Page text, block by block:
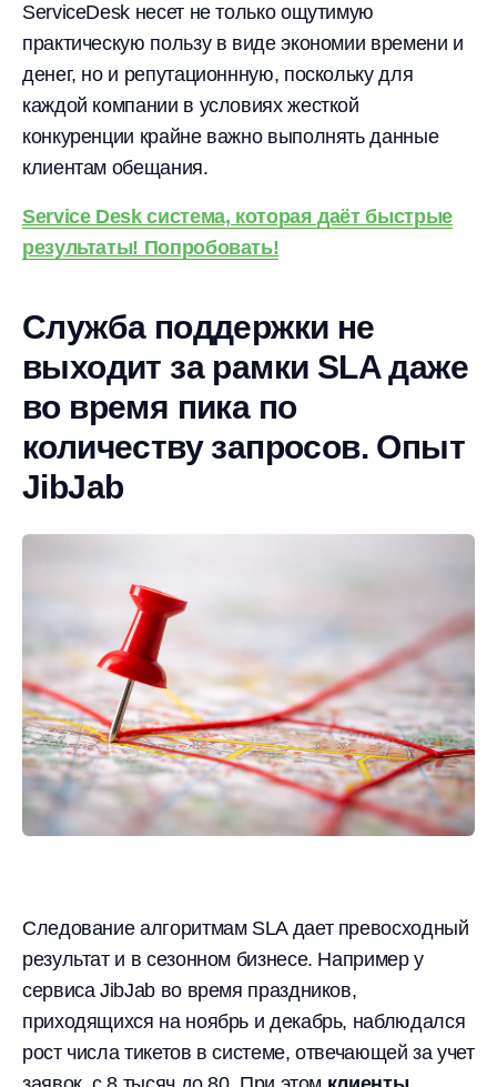
ServiceDesk несет не только ощутимую
практическую пользу в виде экономии времени и
денег, но и репутационнную, поскольку для
каждой компании в условиях жесткой
конкуренции крайне важно выполнять данные
клиентам обещания.
Service Desk система, которая даёт быстрые
результаты! Попробовать!
Служба поддержки не
выходит за рамки SLA даже
во время пика по
количеству запросов. Опыт
JibJab
Следование алгоритмам SLA дает превосходный
результат и в сезонном бизнесе. Например у
сервиса JibJab во время праздников,
приходящихся на ноябрь и декабрь, наблюдался
рост числа тикетов в системе, отвечающей за учет